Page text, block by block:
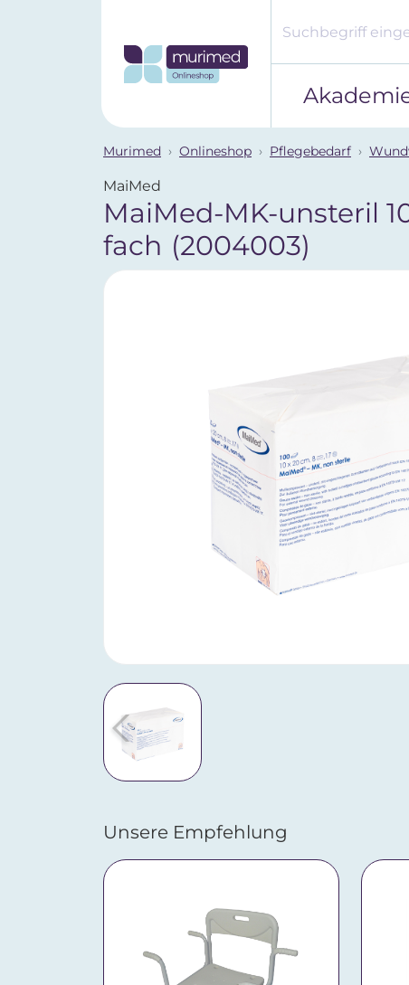
Murimed Onlineshop Pflegebedarf
MaiMed
MaiMed-MK-unsteril
fach (2004003)
Unsere Empfehlung